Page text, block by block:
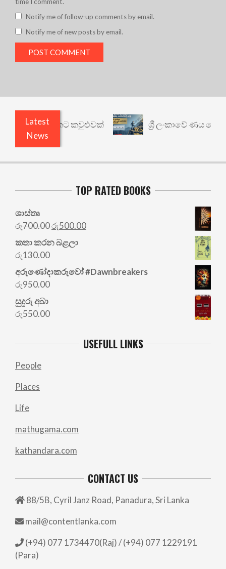
Notify me of follow-up comments by email.
Notify me of new posts by email.
Latest
News
යථාර්ථයකට කවුළුවක් ශ්‍රී ලංකාවේ ණය
TOP RATED BOOKS
ශාස්තෘ
රු700.00Original
price
was:
රු500.00Current
කතා කරන බළලා
රු130.00
අරු‍ණෝදාකරුවෝ #Dawnbreakers
රු950.00
සුදුරු අබා
රු550.00
USEFULL LINKS
People
Places
Life
mathugama.com
kathandara.com
CONTACT US
88/5B, Cyril Janz Road, Panadura, Sri Lanka
mail@contentlanka.com
(+94) 077 1734470(Raj) / (+94) 077 1229191
(Para)